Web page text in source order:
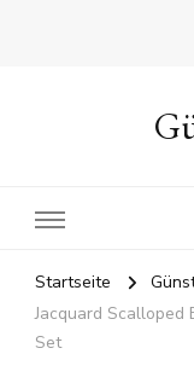
Startseite
Jacquard
Set